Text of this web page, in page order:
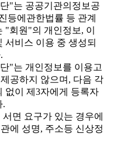
"는 공공기관의정보공
등에관한법률 등 관계
"회원"의 개인정보, 이
서비스 이용 중 생성되
"는 개인정보를 이용고
공하지 않으며, 다음 각
없이 제3자에게 등록자
.
면 요구가 있는 경우에
에 성명, 주소등 신상정